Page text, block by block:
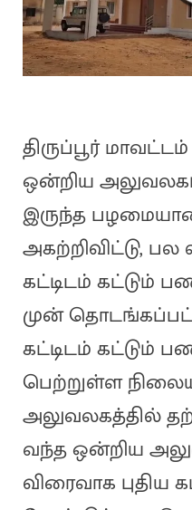
திருப்பூர்
ஒன்றிய
இருந்த
அகற்றிவிட்டு, பல
கட்டிடம் கட்டும்
முன்
கட்டிடம் கட்டும்
பெற்றுள்ள
அலுவலகத்தில்
வந்த ஒன்றிய
விரைவாக புதிய